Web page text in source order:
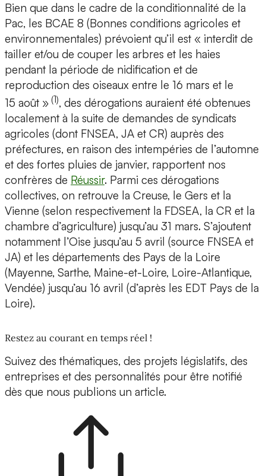
Bien que dans le cadre de la conditionnalité de la
Pac, les BCAE 8 (Bonnes conditions agricoles et
environnementales) prévoient qu’il est « interdit de
tailler et/ou de couper les arbres et les haies
pendant la période de nidification et de
reproduction des oiseaux entre le 16 mars et le
15 août » (1), des dérogations auraient été obtenues
localement à la suite de demandes de syndicats
agricoles (dont FNSEA, JA et CR) auprès des
préfectures, en raison des intempéries de l’automne
et des fortes pluies de janvier, rapportent nos
confrères de Réussir. Parmi ces dérogations
collectives, on retrouve la Creuse, le Gers et la
Vienne (selon respectivement la FDSEA, la CR et la
chambre d’agriculture) jusqu’au 31 mars. S’ajoutent
notamment l’Oise jusqu’au 5 avril (source FNSEA et
JA) et les départements des Pays de la Loire
(Mayenne, Sarthe, Maine-et-Loire, Loire-Atlantique,
Vendée) jusqu’au 16 avril (d’après les EDT Pays de la
Loire).
Restez au courant en temps réel !
Suivez des thématiques, des projets législatifs, des
entreprises et des personnalités pour être notifié
dès que nous publions un article.